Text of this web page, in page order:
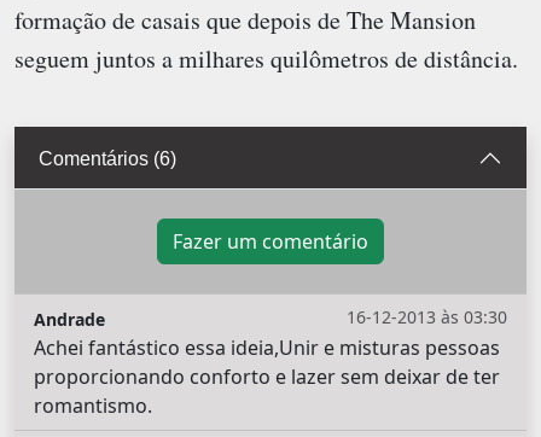
formação de casais que depois de The Mansion
seguem juntos a milhares quilômetros de distância.
Comentários (6)
Fazer um comentário
16-12-2013 às 03:30
Andrade
Achei fantástico essa ideia,Unir e misturas pessoas
proporcionando conforto e lazer sem deixar de ter
romantismo.